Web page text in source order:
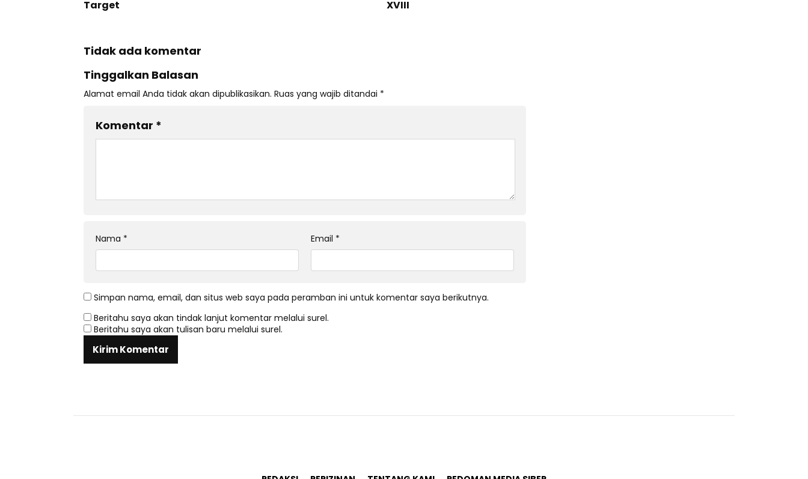
Target
XVIII
Tidak ada komentar
Tinggalkan Balasan
Alamat email Anda tidak akan dipublikasikan. Ruas yang wajib ditandai *
Komentar *
Nama * Email *
Simpan nama, email, dan situs web saya pada peramban ini untuk komentar saya berikutnya.
Beritahu saya akan tindak lanjut komentar melalui surel.
Beritahu saya akan tulisan baru melalui surel.